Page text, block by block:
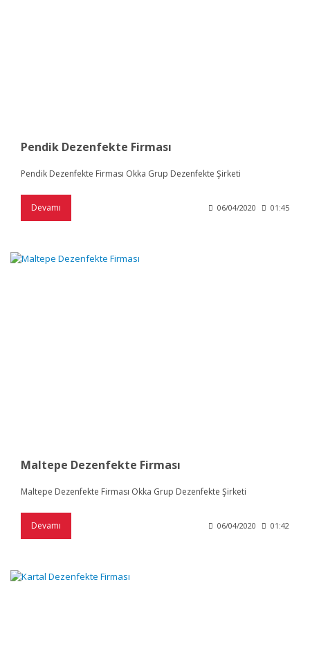
Pendik Dezenfekte Firması
Pendik Dezenfekte Firması Okka Grup Dezenfekte Şirketi
Devamı 06/04/2020 01:45
Maltepe Dezenfekte Firması
Maltepe Dezenfekte Firması Okka Grup Dezenfekte Şirketi
Devamı 06/04/2020 01:42